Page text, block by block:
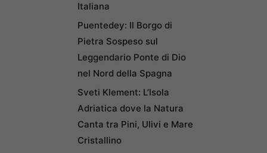
Italiana
Puentedey: Il Borgo di
Pietra Sospeso sul
Leggendario Ponte di Dio
nel Nord della Spagna
Sveti Klement: L’Isola
Adriatica dove la Natura
Canta tra Pini, Ulivi e Mare
Cristallino